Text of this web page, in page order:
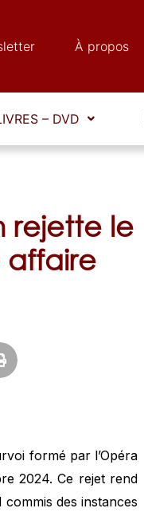
À propos
– DVD
rejette le
affaire
formé par l’Opéra
2024. Ce rejet rend
des instances